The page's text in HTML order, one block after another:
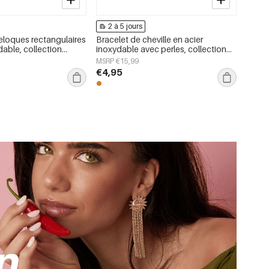
rectangulaires
collection
bijoux pour
2 à 5 jours
Bracelet de cheville en acier
inoxydable avec perles, collection
Simple Daily Simple, bijoux pour
femmes
MSRP €15,99
€4,95